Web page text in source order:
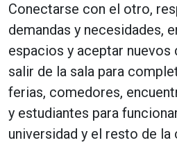
Conectarse con el otro,
demandas y necesidades,
espacios y aceptar nuevos
salir de la sala para
ferias, comedores,
y estudiantes para
universidad y el resto de la